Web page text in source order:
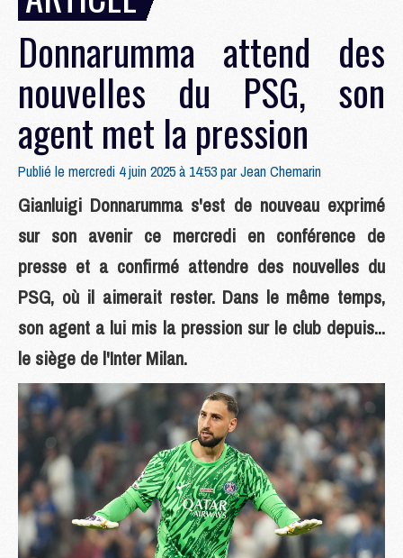
Donnarumma attend des
nouvelles du PSG, son
agent met la pression
Publié le mercredi 4 juin 2025 à 14:53 parJean Chemarin
Gianluigi Donnarumma s'est de nouveau exprimé
sur son avenir ce mercredi en conférence de
presse et a confirmé attendre des nouvelles du
PSG, où il aimerait rester. Dans le même temps,
son agent a lui mis la pression sur le club depuis...
le siège de l'Inter Milan.